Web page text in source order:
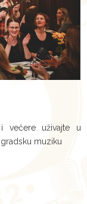
večere uživajte u
muziku